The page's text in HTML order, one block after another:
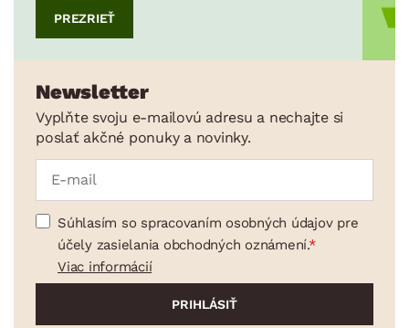
PREZRIEŤ
Newsletter
Vyplňte svoju e-mailovú adresu a nechajte si
poslať akčné ponuky a novinky.
Súhlasím so spracovaním osobných údajov pre
účely zasielania obchodných oznámení.
Viac informácií